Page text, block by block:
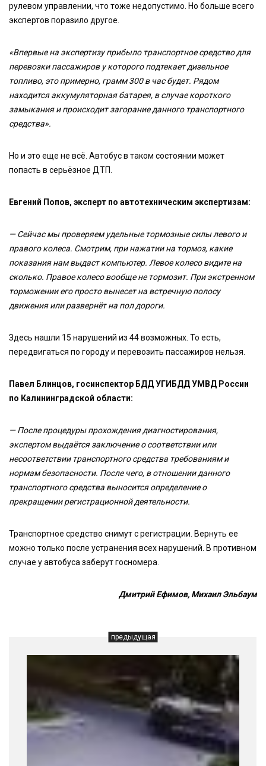
рулевом управлении, что тоже недопустимо. Но больше всего
экспертов поразило другое.
«Впервые на экспертизу прибыло транспортное средство для
перевозки пассажиров у которого подтекает дизельное
топливо, это примерно, грамм 300 в час будет. Рядом
находится аккумуляторная батарея, в случае короткого
замыкания и происходит загорание данного транспортного
средства».
Но и это еще не всё. Автобус в таком состоянии может
попасть в серьёзное ДТП.
Евгений Попов, эксперт по автотехническим экспертизам:
— Сейчас мы проверяем удельные тормозные силы левого и
правого колеса. Смотрим, при нажатии на тормоз, какие
показания нам выдаст компьютер. Левое колесо видите на
сколько. Правое колесо вообще не тормозит. При экстренном
торможении его просто вынесет на встречную полосу
движения или развернёт на пол дороги.
Здесь нашли 15 нарушений из 44 возможных. То есть,
передвигаться по городу и перевозить пассажиров нельзя.
Павел Блинцов, госинспектор БДД УГИБДД УМВД России
по Калининградской области:
— После процедуры прохождения диагностирования,
экспертом выдаётся заключение о соответствии или
несоответствии транспортного средства требованиям и
нормам безопасности. После чего, в отношении данного
транспортного средства выносится определение о
прекращении регистрационной деятельности.
Транспортное средство снимут с регистрации. Вернуть ее
можно только после устранения всех нарушений. В противном
случае у автобуса заберут госномера.
Дмитрий Ефимов, Михаил Эльбаум
предыдущая